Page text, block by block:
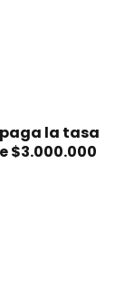
la tasa
$3.000.000